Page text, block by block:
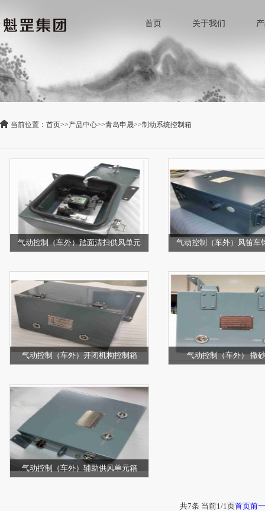
首页 关于我们
当前位置： 首页>>产品中心>>青岛申晟>>制动系统控制箱
气动控制（车外）踏面清扫供风单元 气动控制（车外）风笛车
气动控制（车外）开闭机构控制箱 气动控制（车外） 撒
气动控制（车外）辅助供风单元箱
共7条 当前1/1页首页前